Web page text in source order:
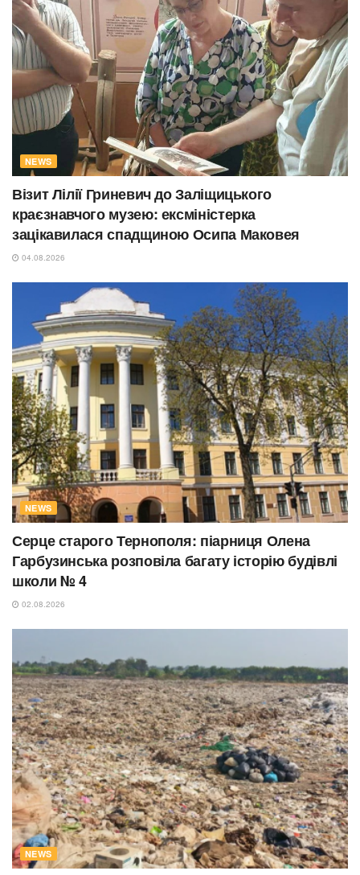
NEWS
Візит Лілії Гриневич до Заліщицького
краєзнавчого музею: ексміністерка
зацікавилася спадщиною Осипа Маковея
04.08.2026
NEWS
Серце старого Тернополя: піарниця Олена
Гарбузинська розповіла багату історію будівлі
школи № 4
02.08.2026
NEWS